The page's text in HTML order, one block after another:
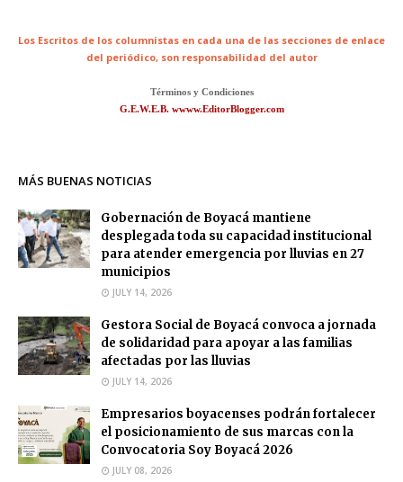
Los Escritos de los columnistas en cada una de las secciones de enlace
del periódico, son responsabilidad del autor
Términos y Condiciones
G.E.W.E.B. wwww.EditorBlogger.com
MÁS BUENAS NOTICIAS
Gobernación de Boyacá mantiene
desplegada toda su capacidad institucional
para atender emergencia por lluvias en 27
municipios
JULY 14, 2026
Gestora Social de Boyacá convoca a jornada
de solidaridad para apoyar a las familias
afectadas por las lluvias
JULY 14, 2026
Empresarios boyacenses podrán fortalecer
el posicionamiento de sus marcas con la
Convocatoria Soy Boyacá 2026
JULY 08, 2026